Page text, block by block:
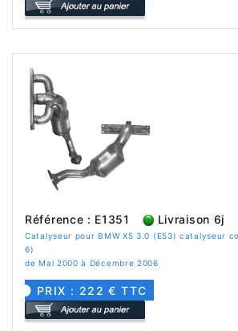
Référence : E1351 Livraison 6j
Catalyseur pour BMW X5 3.0 (E53) catalyseur
6)
de Mai 2000 à Décembre 2006
PRIX : 222 € TTC